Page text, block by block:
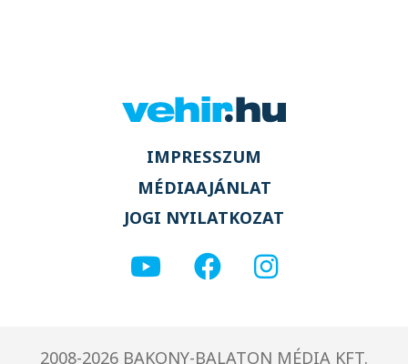
IMPRESSZUM
MÉDIAAJÁNLAT
JOGI NYILATKOZAT
2008-2026 BAKONY-BALATON MÉDIA KFT.